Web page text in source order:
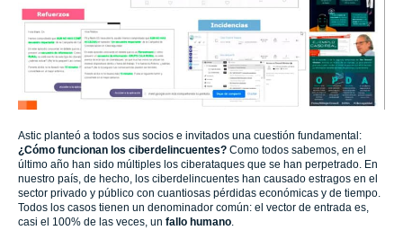
Astic planteó a todos sus socios e invitados una cuestión fundamental:
¿Cómo funcionan los ciberdelincuentes? Como todos sabemos, en el
último año han sido múltiples los ciberataques que se han perpetrado. En
nuestro país, de hecho, los ciberdelincuentes han causado estragos en el
sector privado y público con cuantiosas pérdidas económicas y de tiempo.
Todos los casos tienen un denominador común: el vector de entrada es,
casi el 100% de las veces, un fallo humano.